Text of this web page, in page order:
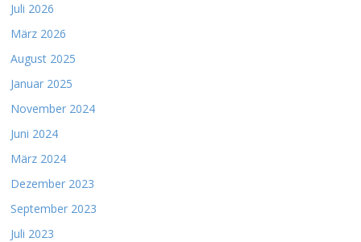
Juli 2026
März 2026
August 2025
Januar 2025
November 2024
Juni 2024
März 2024
Dezember 2023
September 2023
Juli 2023